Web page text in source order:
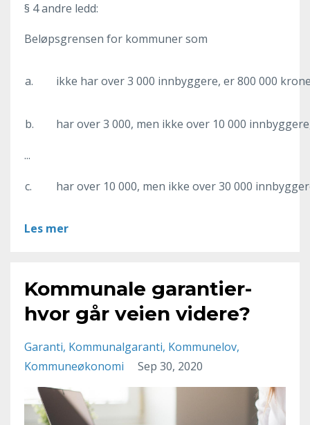
§ 4 andre ledd:
Beløpsgrensen for kommuner som
a. ikke har over 3 000 innbyggere, er 800 000
b. har over 3 000, men ikke over 10 000
...
c. har over 10 000, men ikke over 30 000
Les mer
Kommunale garantier-
hvor går veien videre?
Garanti Kommunalgaranti Kommunelov
Kommuneøkonomi
Sep 30, 2020